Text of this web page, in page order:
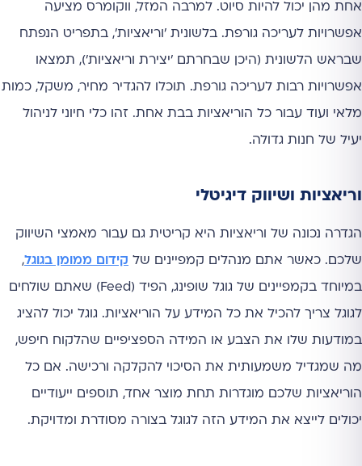
אחת מהן יכול להיות סיוט. למרבה המזל, ווקומרס מציעה
אפשרויות לעריכה גורפת. בלשונית 'וריאציות', בתפריט הנפתח
שבראש הלשונית (היכן שבחרתם 'יצירת וריאציות'), תמצאו
אפשרויות רבות לעריכה גורפת. תוכלו להגדיר מחיר, משקל, כמות
מלאי ועוד עבור כל הוריאציות בבת אחת. זהו כלי חיוני לניהול
יעיל של חנות גדולה.
וריאציות ושיווק דיגיטלי
הגדרה נכונה של וריאציות היא קריטית גם עבור מאמצי השיווק
שלכם. כאשר אתם מנהלים קמפיינים של קידום ממומן בגוגל,
במיוחד בקמפיינים של גוגל שופינג, הפיד (Feed) שאתם שולחים
לגוגל צריך להכיל את כל המידע על הוריאציות. גוגל יכול להציג
במודעות שלו את הצבע או המידה הספציפיים שהלקוח חיפש,
מה שמגדיל משמעותית את הסיכוי להקלקה ורכישה. אם כל
הוריאציות שלכם מוגדרות תחת מוצר אחד, תוספים ייעודיים
יכולים לייצא את המידע הזה לגוגל בצורה מסודרת ומדויקת.